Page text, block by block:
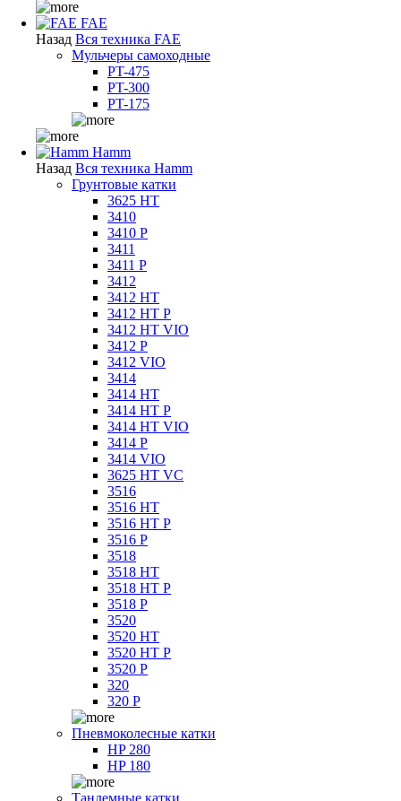
FAE
Назад Вся техника FAE
Мульчеры самоходные
PT-475
PT-300
PT-175
Hamm
Назад Вся техника Hamm
Грунтовые катки
3625 HT
3410
3410 P
3411
3411 P
3412
3412 HT
3412 HT P
3412 HT VIO
3412 P
3412 VIO
3414
3414 HT
3414 HT P
3414 HT VIO
3414 P
3414 VIO
3625 HT VC
3516
3516 HT
3516 HT P
3516 P
3518
3518 HT
3518 HT P
3518 P
3520
3520 HT
3520 HT P
3520 P
320
320 P
Пневмоколесные катки
HP 280
HP 180
Тандемные катки